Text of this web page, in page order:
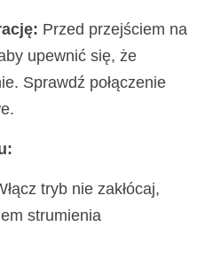
Przed przejściem na
upewnić się, że
Sprawdź połączenie
tryb nie zakłócaj,
strumienia